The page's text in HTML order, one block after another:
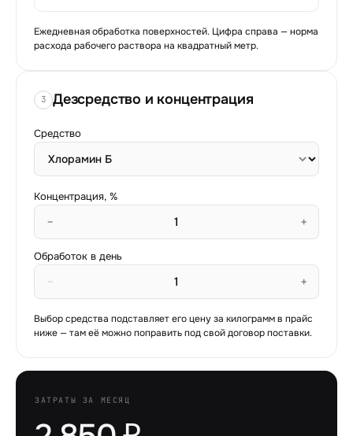
Ежедневная обработка поверхностей. Цифра справа — норма
расхода рабочего раствора на квадратный метр.
3 Дезсредство и концентрация
Средство
Концентрация, %
− +
Обработок в день
− +
Выбор средства подставляет его цену за килограмм в прайс
ниже — там её можно поправить под свой договор поставки.
ЗАТРАТЫ ЗА МЕСЯЦ